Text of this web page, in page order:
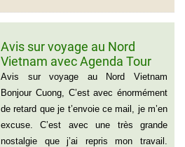
Avis sur voyage au Nord
Vietnam avec Agenda Tour
Vietnam
Avis sur voyage au Nord Vietnam
Bonjour Cuong, C’est avec énormément
de retard que je t’envoie ce mail, je m’en
excuse. C’est avec une très grande
nostalgie que j’ai repris mon travail.